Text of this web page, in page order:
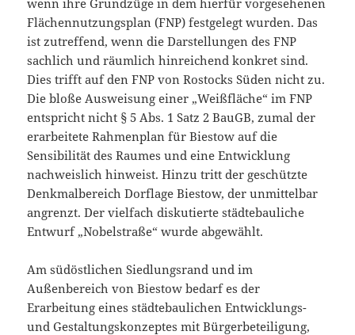
wenn ihre Grundzüge in dem hierfür vorgesehenen
Flächennutzungsplan (FNP) festgelegt wurden. Das
ist zutreffend, wenn die Darstellun­gen des FNP
sachlich und räumlich hinreichend konkret sind.
Dies trifft auf den FNP von Rostocks Süden nicht zu.
Die bloße Ausweisung einer „Weißfläche“ im FNP
entspricht nicht § 5 Abs. 1 Satz 2 BauGB, zumal der
erarbeitete Rahmenplan für Biestow auf die
Sensibilität des Raumes und eine Entwicklung
nachweislich hinweist. Hinzu tritt der geschützte
Denkmalbereich Dorflage Biestow, der unmittelbar
angrenzt. Der vielfach diskutierte städtebauliche
Entwurf „Nobelstraße“ wurde abgewählt.
Am südöstlichen Siedlungsrand und im
Außenbereich von Biestow bedarf es der
Erarbeitung eines städtebaulichen Entwicklungs-
und Gestaltungskonzeptes mit Bürgerbeteiligung,